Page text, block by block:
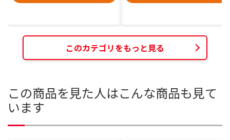
このカテゴリをもっと見る
この商品を見た人はこんな商品も見て
います